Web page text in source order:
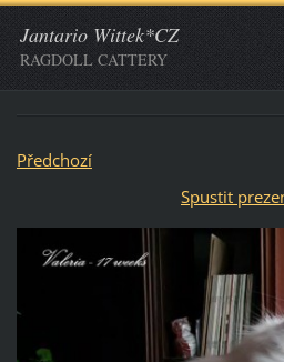
Jantario Wittek*CZ
RAGDOLL CATTERY
Předchozí
Spustit